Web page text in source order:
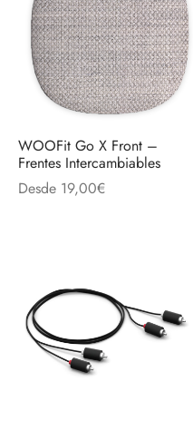
WOOFit Go X Front –
Frentes Intercambiables
Desde 19,00€